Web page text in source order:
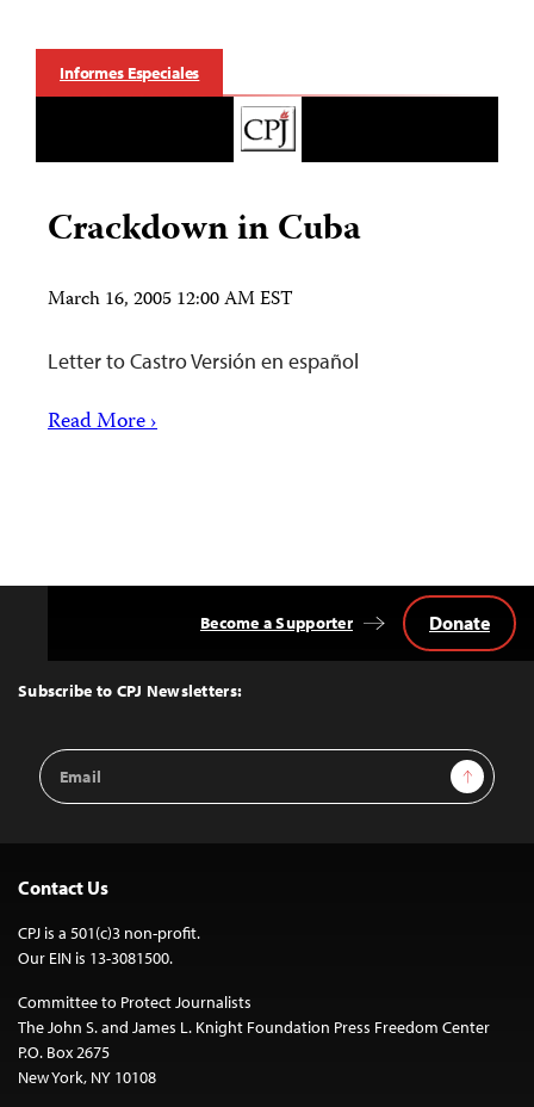
Informes Especiales
Crackdown in Cuba
March 16, 2005 12:00 AM EST
Letter to Castro Versión en español
Read More ›
Top
Subscribe to CPJ Newsletters:
Email
Address
Sign Up
Become a Supporter Donate
Contact Us
CPJ is a 501(c)3 non-profit.
Our EIN is 13-3081500.
Committee to Protect Journalists
The John S. and James L. Knight Foundation Press Freedom Center
P.O. Box 2675
New York, NY 10108